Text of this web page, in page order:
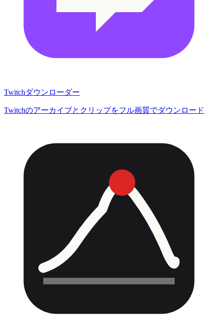
Twitchダウンローダー
Twitchのアーカイブとクリップをフル画質でダウンロード